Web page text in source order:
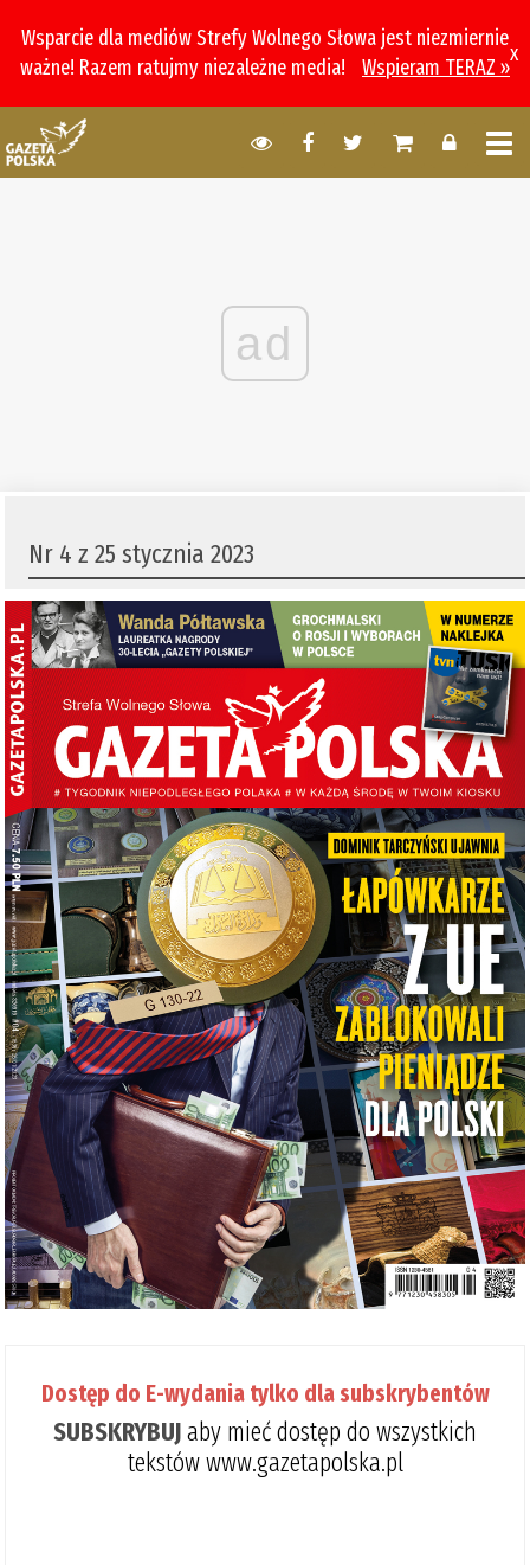
Wsparcie dla mediów Strefy Wolnego Słowa jest niezmiernie
ważne! Razem ratujmy niezależne media!
Wspieram TERAZ »
x
ad
Nr 4 z 25 stycznia 2023
Dostęp do E-wydania tylko dla subskrybentów
SUBSKRYBUJaby mieć dostęp do wszystkich
tekstów www.gazetapolska.pl